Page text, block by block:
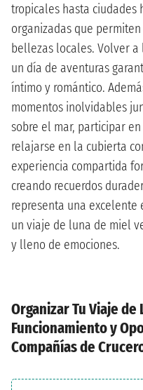
tropicales hasta ciudades
organizadas que
bellezas locales. Volver
un día de aventuras
íntimo y romántico.
momentos inolvidables
sobre el mar, participar
relajarse en la cubierta
experiencia compartida
creando recuerdos
representa una excelente
un viaje de luna de miel
y lleno de emociones.
Organizar Tu Viaje de
Funcionamiento y
Compañías de